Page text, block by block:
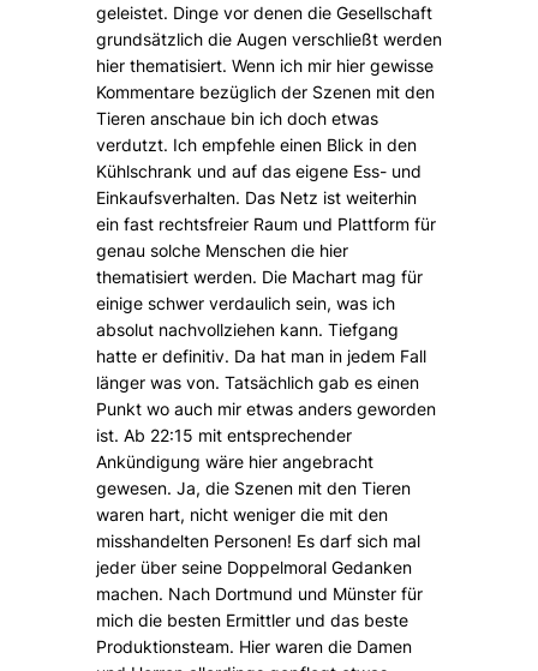
geleistet. Dinge vor denen die Gesellschaft
grundsätzlich die Augen verschließt werden
hier thematisiert. Wenn ich mir hier gewisse
Kommentare bezüglich der Szenen mit den
Tieren anschaue bin ich doch etwas
verdutzt. Ich empfehle einen Blick in den
Kühlschrank und auf das eigene Ess- und
Einkaufsverhalten. Das Netz ist weiterhin
ein fast rechtsfreier Raum und Plattform für
genau solche Menschen die hier
thematisiert werden. Die Machart mag für
einige schwer verdaulich sein, was ich
absolut nachvollziehen kann. Tiefgang
hatte er definitiv. Da hat man in jedem Fall
länger was von. Tatsächlich gab es einen
Punkt wo auch mir etwas anders geworden
ist. Ab 22:15 mit entsprechender
Ankündigung wäre hier angebracht
gewesen. Ja, die Szenen mit den Tieren
waren hart, nicht weniger die mit den
misshandelten Personen! Es darf sich mal
jeder über seine Doppelmoral Gedanken
machen. Nach Dortmund und Münster für
mich die besten Ermittler und das beste
Produktionsteam. Hier waren die Damen